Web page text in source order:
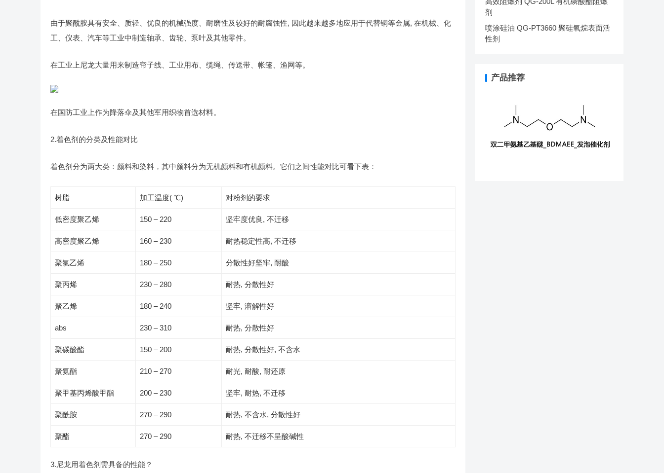
由于聚酰胺具有安全、质轻、优良的机械强度、耐磨性及较好的耐腐蚀性, 因此越来越多地应用于代替铜等金属, 在机械、化
工、仪表、汽车等工业中制造轴承、齿轮、泵叶及其他零件。
在工业上尼龙大量用来制造帘子线、工业用布、缆绳、传送带、帐篷、渔网等。
在国防工业上作为降落伞及其他军用织物首选材料。
2.着色剂的分类及性能对比
着色剂分为两大类：颜料和染料，其中颜料分为无机颜料和有机颜料。它们之间性能对比可看下表：
树脂 加工温度( ℃) 对粉剂的要求
低密度聚乙烯 150 – 220 坚牢度优良, 不迁移
高密度聚乙烯 160 – 230 耐热稳定性高, 不迁移
聚氯乙烯 180 – 250 分散性好坚牢, 耐酸
聚丙烯 230 – 280 耐热, 分散性好
聚乙烯 180 – 240 坚牢, 溶解性好
abs 230 – 310 耐热, 分散性好
聚碳酸酯 150 – 200 耐热, 分散性好, 不含水
聚氨酯 210 – 270 耐光, 耐酸, 耐还原
聚甲基丙烯酸甲酯 200 – 230 坚牢, 耐热, 不迁移
聚酰胺 270 – 290 耐热, 不含水, 分散性好
聚酯 270 – 290 耐热, 不迁移不呈酸碱性
3.尼龙用着色剂需具备的性能？
剂
喷涂硅油 QG-PT3660 聚硅氧烷表面活
性剂
产品推荐